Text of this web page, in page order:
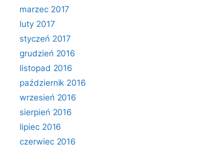
marzec 2017
luty 2017
styczeń 2017
grudzień 2016
listopad 2016
październik 2016
wrzesień 2016
sierpień 2016
lipiec 2016
czerwiec 2016